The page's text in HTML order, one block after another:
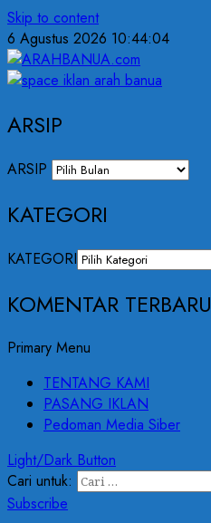
Skip to content
6 Agustus 2026 10:44:05
ARSIP
ARSIP
KATEGORI
KATEGORI
KOMENTAR TERBARU
Primary Menu
TENTANG KAMI
PASANG IKLAN
Pedoman Media Siber
Light/Dark Button
Cari untuk:
Subscribe